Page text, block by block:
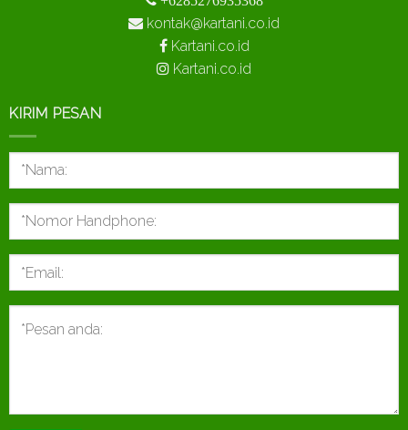
kontak@kartani.co.id
Kartani.co.id
Kartani.co.id
KIRIM PESAN